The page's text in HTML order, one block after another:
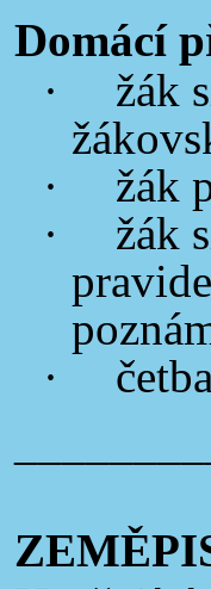
Domácí
·
žák
·
žák
·
žák
·